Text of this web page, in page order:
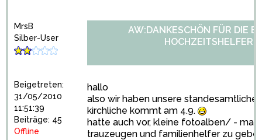
MrsB
Silber-User
Beigetreten:
31/05/2010
11:51:39
Beiträge: 45
Offline
AW:DANKESCHÖN FÜR DIE
HOCHZEITSHELFER!?
hallo
also wir haben unsere standesamtliche
kirchliche kommt am 4.9.
hatte auch vor, kleine fotoalben/ -
trauzeugen und familienhelfer zu